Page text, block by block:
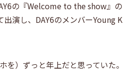
の『Welcome to the show』の
出演し、DAY6のメンバーYoung K
を）ずっと年上だと思っていた。